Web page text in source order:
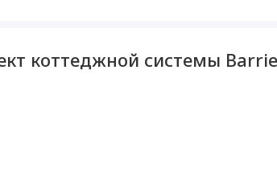
А 2,4 (обезжелезивание и
предфильтрации (защищая
выхода из строя),
коттеджной системы